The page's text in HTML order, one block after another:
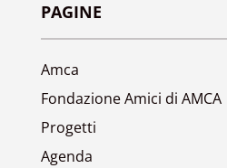
PAGINE
Amca
Fondazione Amici di AMCA
Progetti
Agenda